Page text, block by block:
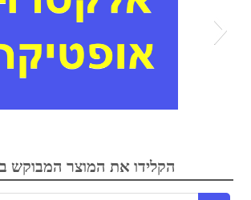
הקלידו את המוצר המבוקש